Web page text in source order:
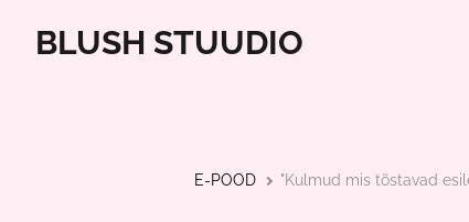
BLUSH STUUDIO
E-POOD "Kulmud mis tõstavad